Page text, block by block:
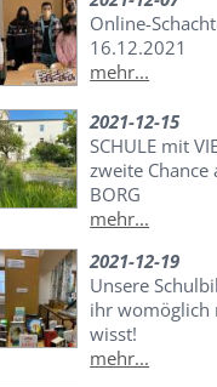
Online-
16.12.2021
mehr...
2021-12-15
SCHULE mit
zweite Chance
BORG
mehr...
2021-12-19
Unsere
ihr womöglich
wisst!
mehr...